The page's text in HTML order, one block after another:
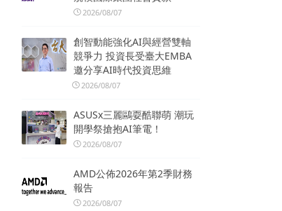
2026/08/07
創智動能強化AI與經營雙軸
競爭力 投資長受臺大EMBA
邀分享AI時代投資思維
2026/08/07
ASUSx三麗鷗耍酷聯萌 潮玩
開學祭搶抱AI筆電！
2026/08/07
AMD公佈2026年第2季財務
報告
2026/08/07